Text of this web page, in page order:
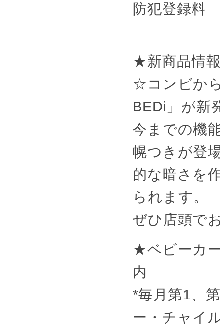
防犯登録料
★新商品情
☆コンビか
BEDi」が新
今までの機
幌つきが登
的な暗さを
られます。
ぜひ店頭で
★ベビーカ
内
*毎月第1、
ー・チャイ